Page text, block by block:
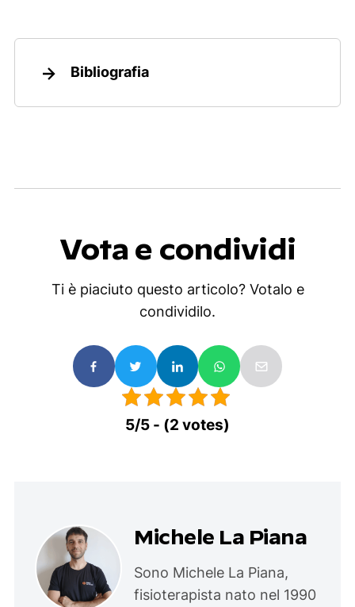
Bibliografia
Vota e condividi
Ti è piaciuto questo articolo? Votalo e
condividilo.
5/5 - (2 votes)
Michele La Piana
Sono Michele La Piana,
fisioterapista nato nel 1990